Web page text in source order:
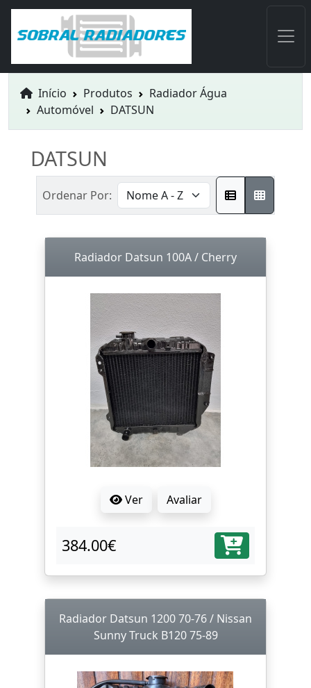
Início Produtos
Radiador Água
Automóvel
DATSUN
DATSUN
Ordenar Por:
Radiador Datsun 100A / Cherry
Ver Avaliar
384.00€
Radiador Datsun 1200 70-76 / Nissan
Sunny Truck B120 75-89